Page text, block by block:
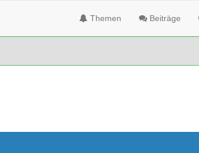
Themen Beiträge